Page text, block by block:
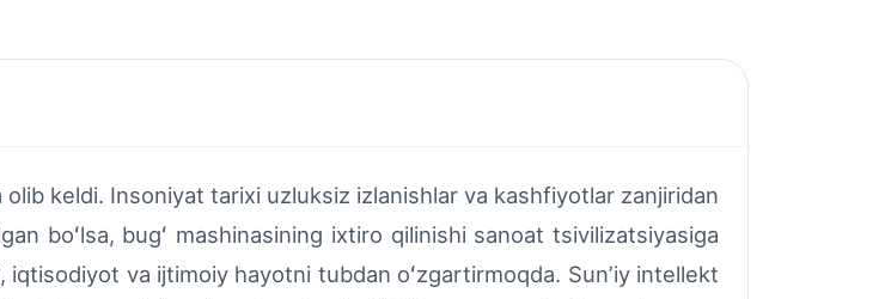
keldi. Insoniyat tarixi uzluksiz izlanishlar va kashfiyotlar zanjiridan
boʻlsa, bugʻ mashinasining ixtiro qilinishi sanoat tsivilizatsiyasiga
va ijtimoiy hayotni tubdan oʻzgartirmoqda. Sunʼiy intellekt